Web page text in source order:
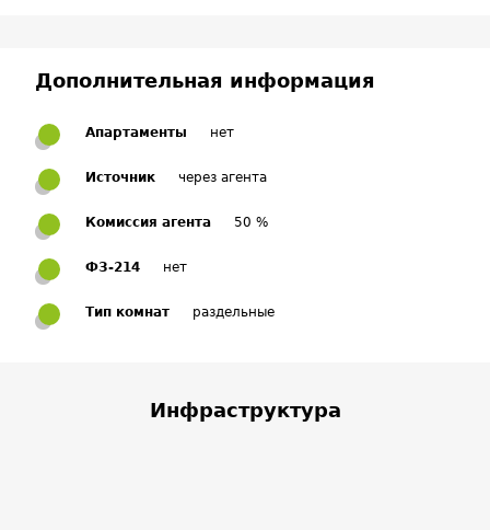
Дополнительная информация
Апартаменты нет
Источник через агента
Комиссия агента 50 %
ФЗ-214 нет
Тип комнат раздельные
Инфраструктура